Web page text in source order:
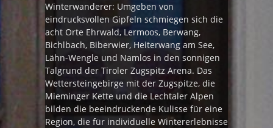
Winterwanderer: Umgeben von
eindrucksvollen Gipfeln schmiegen sich die
acht Orte Ehrwald, Lermoos, Berwang,
Bichlbach, Biberwier, Heiterwang am See,
Lähn-Wengle und Namlos in den sonnigen
Talgrund der Tiroler Zugspitz Arena. Das
Wettersteingebirge mit der Zugspitze, die
Mieminger Kette und die Lechtaler Alpen
bilden die beeindruckende Kulisse für eine
Region, die für individuelle Wintererlebnisse